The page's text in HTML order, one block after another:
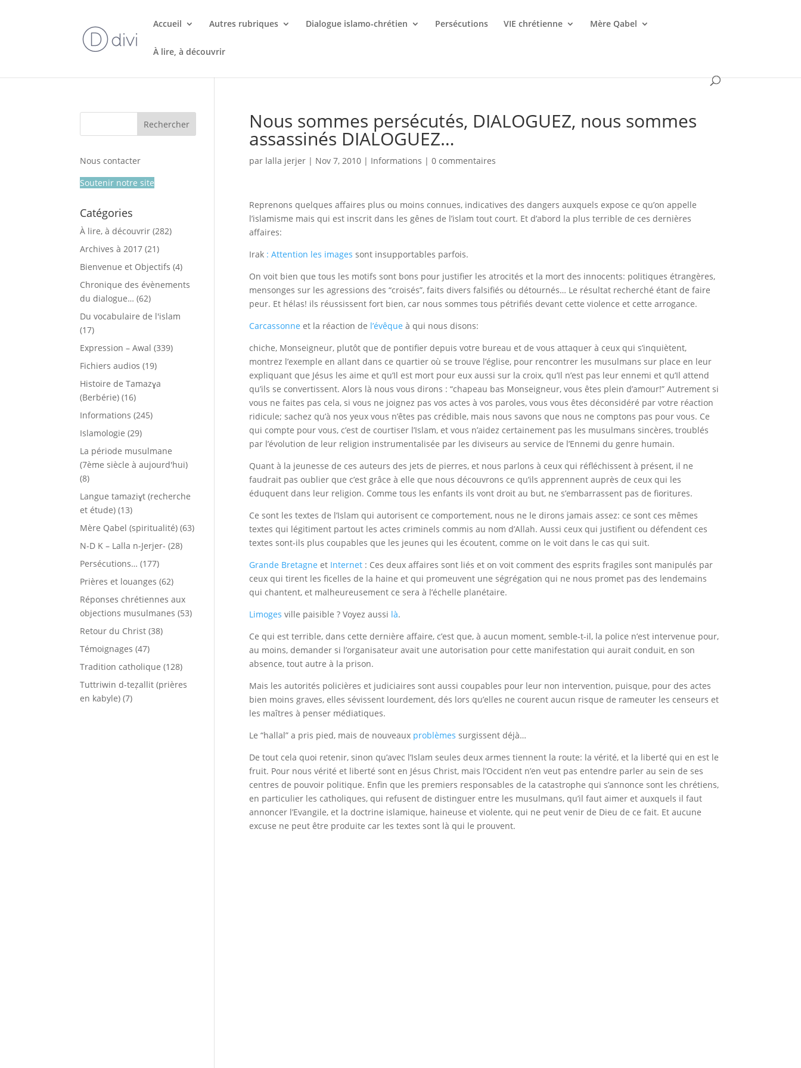
Accueil Autres rubriques Dialogue islamo-chrétien Persécutions VIE chrétienne Mère Qabel
À lire, à découvrir
Nous sommes persécutés, DIALOGUEZ, nous sommes
assassinés DIALOGUEZ…
par lalla jerjer| Nov 7, 2010| Informations | 0 commentaires
Reprenons quelques affaires plus ou moins connues, indicatives des dangers auxquels expose ce qu’on appelle
l’islamisme mais qui est inscrit dans les gênes de l’islam tout court. Et d’abord la plus terrible de ces dernières
affaires:
Irak : Attention les images sont insupportables parfois.
On voit bien que tous les motifs sont bons pour justifier les atrocités et la mort des innocents: politiques étrangères,
mensonges sur les agressions des “croisés”, faits divers falsifiés ou détournés… Le résultat recherché étant de faire
peur. Et hélas! ils réussissent fort bien, car nous sommes tous pétrifiés devant cette violence et cette arrogance.
Carcassonne et la réaction de l’évêque à qui nous disons:
chiche, Monseigneur, plutôt que de pontifier depuis votre bureau et de vous attaquer à ceux qui s’inquiètent,
montrez l’exemple en allant dans ce quartier où se trouve l’église, pour rencontrer les musulmans sur place en leur
expliquant que Jésus les aime et qu’Il est mort pour eux aussi sur la croix, qu’Il n’est pas leur ennemi et qu’Il attend
qu’ils se convertissent. Alors là nous vous dirons : “chapeau bas Monseigneur, vous êtes plein d’amour!” Autrement si
vous ne faites pas cela, si vous ne joignez pas vos actes à vos paroles, vous vous êtes déconsidéré par votre réaction
ridicule; sachez qu’à nos yeux vous n’êtes pas crédible, mais nous savons que nous ne comptons pas pour vous. Ce
qui compte pour vous, c’est de courtiser l’Islam, et vous n’aidez certainement pas les musulmans sincères, troublés
par l’évolution de leur religion instrumentalisée par les diviseurs au service de l’Ennemi du genre humain.
Quant à la jeunesse de ces auteurs des jets de pierres, et nous parlons à ceux qui réfléchissent à présent, il ne
faudrait pas oublier que c’est grâce à elle que nous découvrons ce qu’ils apprennent auprès de ceux qui les
éduquent dans leur religion. Comme tous les enfants ils vont droit au but, ne s’embarrassent pas de fioritures.
Ce sont les textes de l’Islam qui autorisent ce comportement, nous ne le dirons jamais assez: ce sont ces mêmes
textes qui légitiment partout les actes criminels commis au nom d’Allah. Aussi ceux qui justifient ou défendent ces
textes sont-ils plus coupables que les jeunes qui les écoutent, comme on le voit dans le cas qui suit.
Grande Bretagne etInternet: Ces deux affaires sont liés et on voit comment des esprits fragiles sont manipulés par
ceux qui tirent les ficelles de la haine et qui promeuvent une ségrégation qui ne nous promet pas des lendemains
qui chantent, et malheureusement ce sera à l’échelle planétaire.
Limoges ville paisible ? Voyez aussi là.
Ce qui est terrible, dans cette dernière affaire, c’est que, à aucun moment, semble-t-il, la police n’est intervenue pour,
au moins, demander si l’organisateur avait une autorisation pour cette manifestation qui aurait conduit, en son
absence, tout autre à la prison.
Mais les autorités policières et judiciaires sont aussi coupables pour leur non intervention, puisque, pour des actes
bien moins graves, elles sévissent lourdement, dés lors qu’elles ne courent aucun risque de rameuter les censeurs et
les maîtres à penser médiatiques.
Le “hallal” a pris pied, mais de nouveauxproblèmes surgissent déjà…
De tout cela quoi retenir, sinon qu’avec l’Islam seules deux armes tiennent la route: la vérité, et la liberté qui en est le
fruit. Pour nous vérité et liberté sont en Jésus Christ, mais l’Occident n’en veut pas entendre parler au sein de ses
centres de pouvoir politique. Enfin que les premiers responsables de la catastrophe qui s’annonce sont les chrétiens,
en particulier les catholiques, qui refusent de distinguer entre les musulmans, qu’il faut aimer et auxquels il faut
annoncer l’Evangile, et la doctrine islamique, haineuse et violente, qui ne peut venir de Dieu de ce fait. Et aucune
excuse ne peut être produite car les textes sont là qui le prouvent.
Nous contacter
Soutenir notre site
Catégories
À lire, à découvrir (282)
Archives à 2017 (21)
Bienvenue et Objectifs (4)
Chronique des évènements
du dialogue… (62)
Du vocabulaire de l'islam
(17)
Expression – Awal (339)
Fichiers audios (19)
Histoire de Tamazɣa
(Berbérie) (16)
Informations (245)
Islamologie (29)
La période musulmane
(7ème siècle à aujourd'hui)
(8)
Langue tamaziɣt (recherche
et étude) (13)
Mère Qabel (spiritualité) (63)
N-D K – Lalla n-Jerjer- (28)
Persécutions… (177)
Prières et louanges (62)
Réponses chrétiennes aux
objections musulmanes (53)
Retour du Christ (38)
Témoignages (47)
Tradition catholique (128)
Tuttriwin d-teẓallit (prières
en kabyle) (7)